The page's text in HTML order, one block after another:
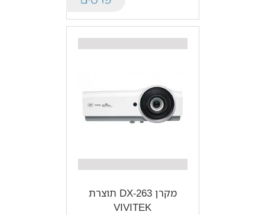
מקרן DX-263 תוצרת
VIVITEK